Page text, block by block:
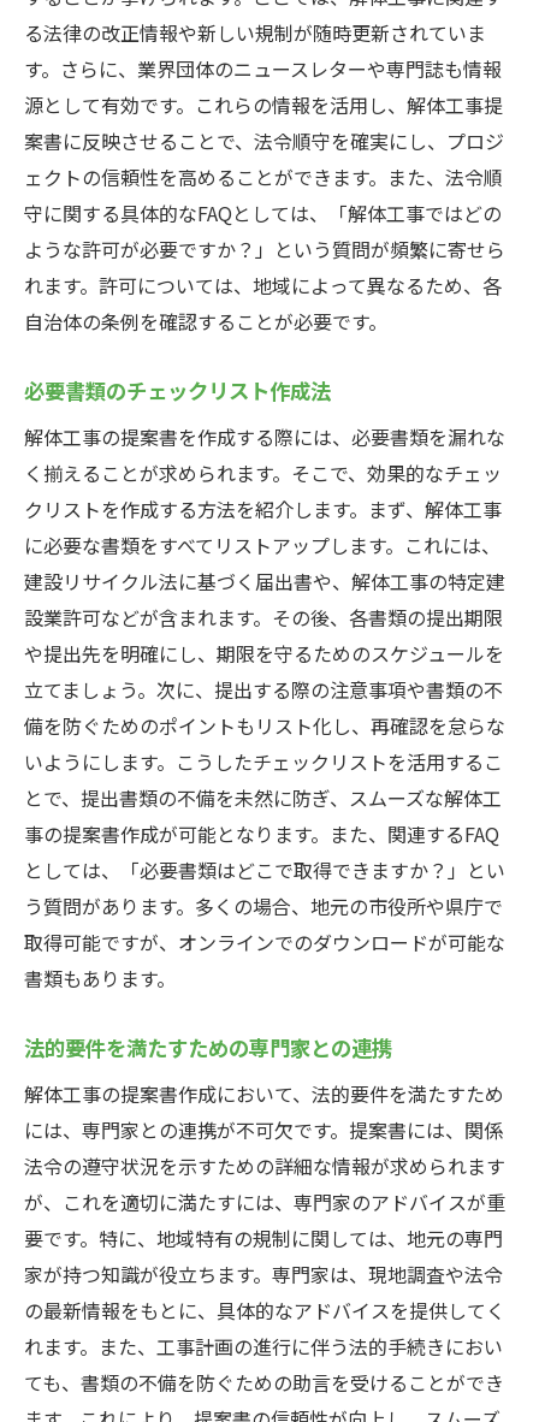
る法律の改正情報や新しい規制が随時更新されていま
す。さらに、業界団体のニュースレターや専門誌も情報
源として有効です。これらの情報を活用し、解体工事提
案書に反映させることで、法令順守を確実にし、プロジ
ェクトの信頼性を高めることができます。また、法令順
守に関する具体的なFAQとしては、「解体工事ではどの
ような許可が必要ですか？」という質問が頻繁に寄せら
れます。許可については、地域によって異なるため、各
自治体の条例を確認することが必要です。
必要書類のチェックリスト作成法
解体工事の提案書を作成する際には、必要書類を漏れな
く揃えることが求められます。そこで、効果的なチェッ
クリストを作成する方法を紹介します。まず、解体工事
に必要な書類をすべてリストアップします。これには、
建設リサイクル法に基づく届出書や、解体工事の特定建
設業許可などが含まれます。その後、各書類の提出期限
や提出先を明確にし、期限を守るためのスケジュールを
立てましょう。次に、提出する際の注意事項や書類の不
備を防ぐためのポイントもリスト化し、再確認を怠らな
いようにします。こうしたチェックリストを活用するこ
とで、提出書類の不備を未然に防ぎ、スムーズな解体工
事の提案書作成が可能となります。また、関連するFAQ
としては、「必要書類はどこで取得できますか？」とい
う質問があります。多くの場合、地元の市役所や県庁で
取得可能ですが、オンラインでのダウンロードが可能な
書類もあります。
法的要件を満たすための専門家との連携
解体工事の提案書作成において、法的要件を満たすため
には、専門家との連携が不可欠です。提案書には、関係
法令の遵守状況を示すための詳細な情報が求められます
が、これを適切に満たすには、専門家のアドバイスが重
要です。特に、地域特有の規制に関しては、地元の専門
家が持つ知識が役立ちます。専門家は、現地調査や法令
の最新情報をもとに、具体的なアドバイスを提供してく
れます。また、工事計画の進行に伴う法的手続きにおい
ても、書類の不備を防ぐための助言を受けることができ